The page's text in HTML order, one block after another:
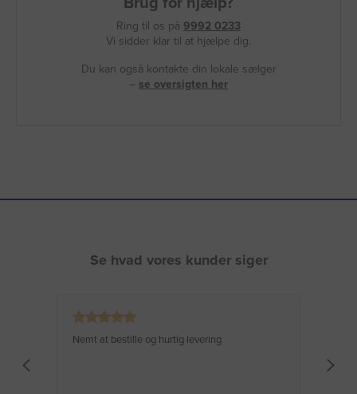
Ring til os på 9992 0233
Vi sidder klar til at hjælpe dig.
Du kan også kontakte din lokale sælger
– se oversigten her
Se hvad vores kunder siger
Nemt at bestille og hurtig levering